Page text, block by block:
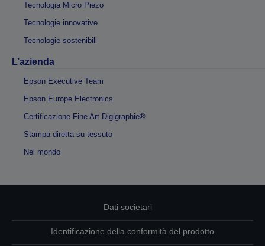
Tecnologia Micro Piezo
Tecnologie innovative
Tecnologie sostenibili
L’azienda
Epson Executive Team
Epson Europe Electronics
Certificazione Fine Art Digigraphie®
Stampa diretta su tessuto
Nel mondo
Dati societari
Identificazione della conformità del prodotto